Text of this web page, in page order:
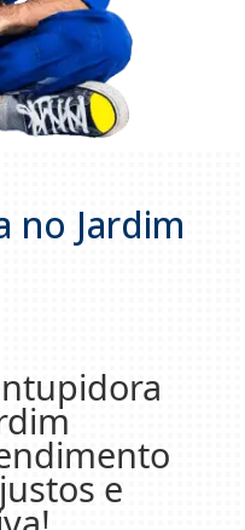
no Jardim
e